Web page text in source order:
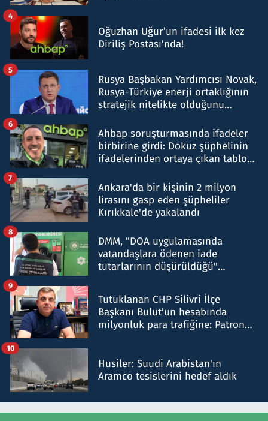
Oğuzhan Uğur’un ifadesi ilk kez
Diriliş Postası'nda!
4
Rusya Başbakan Yardımcısı Novak,
Rusya-Türkiye enerji ortaklığının
stratejik nitelikte olduğunu
5
Ahbap soruşturmasında ifadeler
birbirine girdi: Dokuz şüphelinin
ifadelerinden ortaya çıkan tablo
6
Ankara'da bir kişinin 2 milyon
lirasını gasp eden şüpheliler
Kırıkkale'de yakalandı
7
DMM, "DOA uygulamasında
vatandaşlara ödenen iade
tutarlarının düşürüldüğü"
8
Tutuklanan CHP Silivri İlçe
Başkanı Bulut'un hesabında
milyonluk para trafiğine: Patron
9
Husiler: Suudi Arabistan'ın
Aramco tesislerini hedef aldık
10